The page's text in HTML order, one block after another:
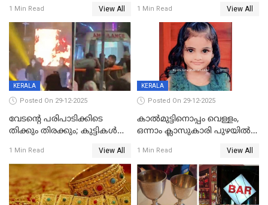
1 Min Read View All 1 Min Read View All
KERALA
Posted On 29-12-2025
വേടന്റെ പരിപാടിക്കിടെ
തിക്കും തിരക്കും; കുട്ടികള്‍
പരിക്ക്; പാളം മറികടന്ന
യുവാവ് ട്രെയിന്‍ തട്ടി മരിച്ചു
1 Min Read View All
KERALA
Posted On 29-12-2025
കാൽമുട്ടിനൊപ്പം വെള്ളം,
ഒന്നാം ക്ലാസുകാരി പുഴയിൽ
കുട്ടികൾക്കൊപ്പം
കളിക്കുന്നതിനിടെ
1 Min Read View All